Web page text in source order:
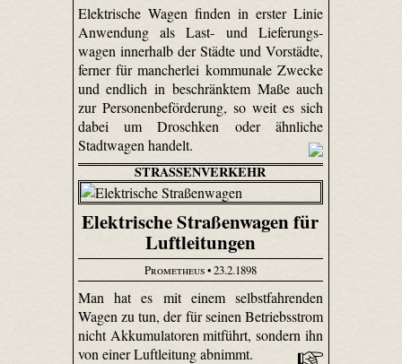
Elektrische Wagen finden in erster Linie
Anwendung als Last- und Liefe­rungs­
wagen innerhalb der Städte und Vorstädte,
ferner für mancherlei kommunale Zwecke
und endlich in beschränktem Maße auch
zur Personenbeförderung, so weit es sich
dabei um Droschken oder ähnliche
Stadtwagen handelt.
STRASSENVERKEHR
Elektrische Straßenwagen für
Luftleitungen
Prometheus• 23.2.1898
Man hat es mit einem selbstfahrenden
Wagen zu tun, der für seinen Betriebsstrom
nicht Akkumulatoren mitführt, sondern ihn
von einer Luftleitung abnimmt.